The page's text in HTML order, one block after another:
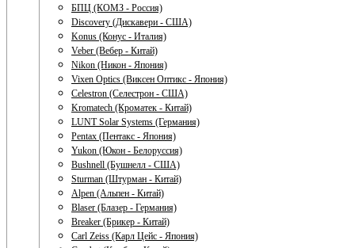
БПЦ (КОМЗ - Россия)
Discovery (Дискавери - США)
Konus (Конус - Италия)
Veber (Вебер - Китай)
Nikon (Никон - Япония)
Vixen Optics (Виксен Оптикс - Япония)
Celestron (Селестрон - США)
Kromatech (Кроматек - Китай)
LUNT Solar Systems (Германия)
Pentax (Пентакс - Япония)
Yukon (Юкон - Белоруссия)
Bushnell (Бушнелл - США)
Sturman (Штурман - Китай)
Alpen (Альпен - Китай)
Blaser (Блазер - Германия)
Breaker (Брикер - Китай)
Carl Zeiss (Карл Цейс - Япония)